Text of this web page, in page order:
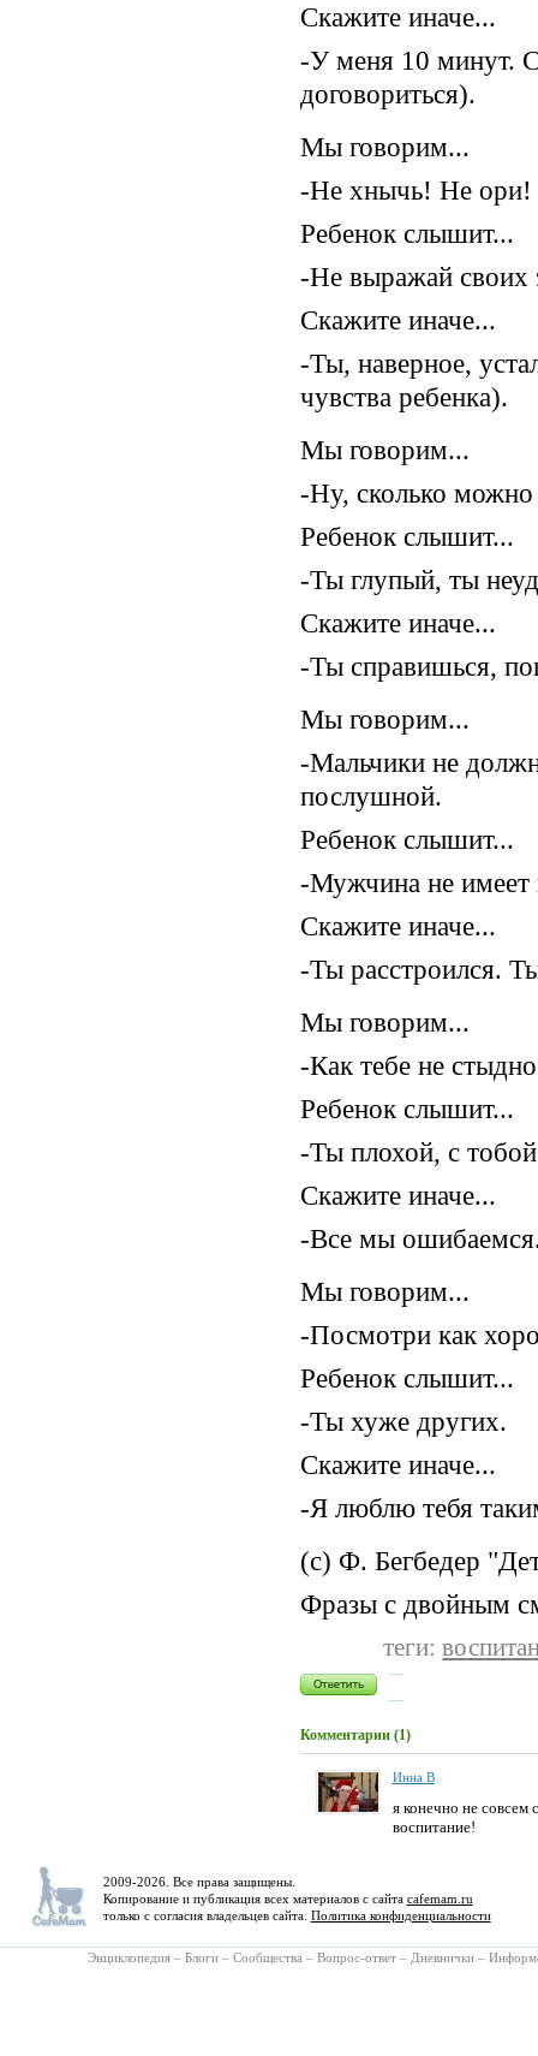
Скажите иначе...
-У меня 10 минут.
договориться).
Мы говорим...
-Не хнычь! Не ори!
Ребенок слышит...
-Не выражай своих
Скажите иначе...
-Ты, наверное,
чувства ребенка).
Мы говорим...
-Ну, сколько можно
Ребенок слышит...
-Ты глупый, ты
Скажите иначе...
-Ты справишься,
Мы говорим...
-Мальчики не
послушной.
Ребенок слышит...
-Мужчина не имеет
Скажите иначе...
-Ты расстроился.
Мы говорим...
-Как тебе не
Ребенок слышит...
-Ты плохой, с
Скажите иначе...
-Все мы
Мы говорим...
-Посмотри как
Ребенок слышит...
-Ты хуже других.
Скажите иначе...
-Я люблю тебя
(с) Ф. Бегбедер
Фразы с двойным
теги:
Комментарии (1)
Инна В
я конечно не совсем
воспитание!
2009-2026. Все права защищены.
Копирование и публикация всех материалов с сайта cafemam.ru
только с согласия владельцев сайта. Политика конфиденциальности
Энциклопедия – Блоги – Сообщества – Вопрос-ответ – Дневнички –